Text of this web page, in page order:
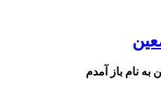
به نام باز آمدم